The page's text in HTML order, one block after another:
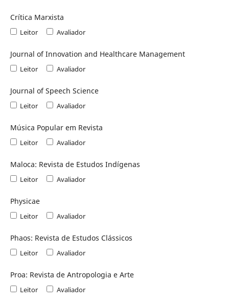
Crítica Marxista
Leitor Avaliador
Journal of Innovation and Healthcare Management
Leitor Avaliador
Journal of Speech Science
Leitor Avaliador
Música Popular em Revista
Leitor Avaliador
Maloca: Revista de Estudos Indígenas
Leitor Avaliador
Physicae
Leitor Avaliador
Phaos: Revista de Estudos Clássicos
Leitor Avaliador
Proa: Revista de Antropologia e Arte
Leitor Avaliador